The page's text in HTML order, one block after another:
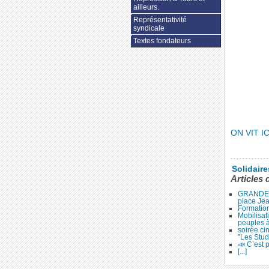
ON VIT
Articles
place
peuples
soirée
"Les
📣 C’est
[...]
ailleurs.
Représentativité
syndicale
Textes fondateurs